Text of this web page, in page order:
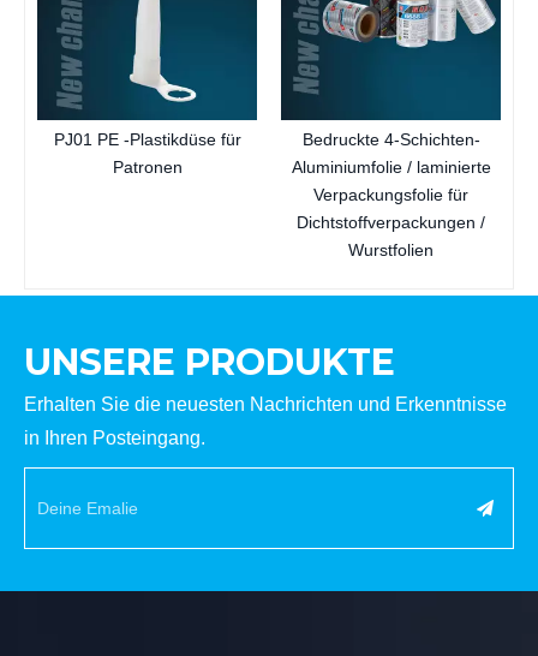
PJ01 PE -Plastikdüse für
Patronen
Bedruckte 4-Schichten-
Aluminiumfolie / laminierte
Verpackungsfolie für
Dichtstoffverpackungen /
Wurstfolien
UNSERE PRODUKTE
Erhalten Sie die neuesten Nachrichten und Erkenntnisse
in Ihren Posteingang.